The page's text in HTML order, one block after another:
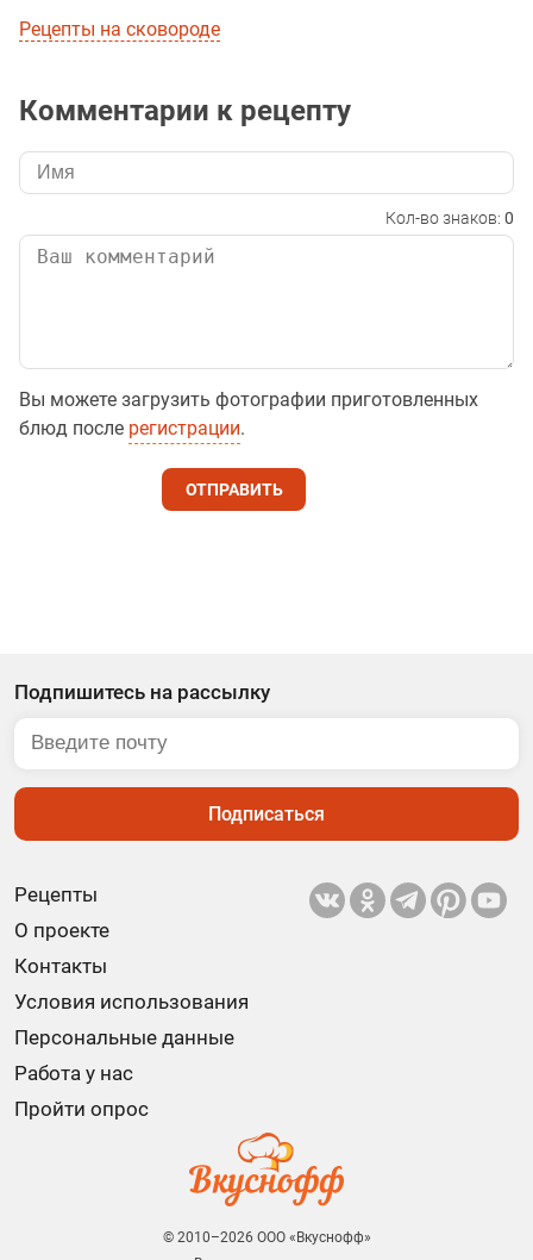
Рецепты на сковороде
Комментарии к рецепту
Кол-во знаков: 0
Вы можете загрузить фотографии приготовленных
блюд после регистрации.
ОТПРАВИТЬ
Рецепты
О проекте
Контакты
Условия использования
Персональные данные
Работа у нас
Пройти опрос
Подпишитесь на рассылку
Подписаться
© 2010–2026 ООО «Вкуснофф»